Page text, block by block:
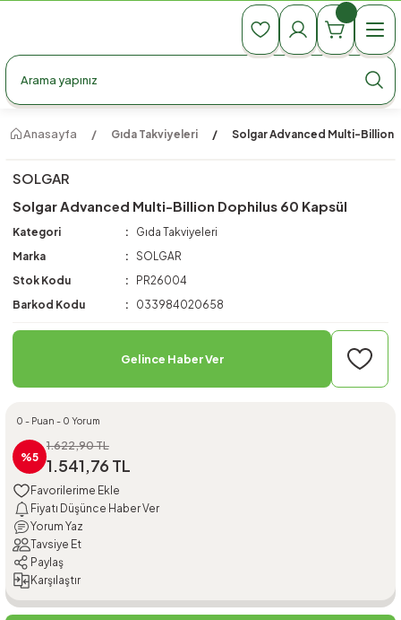
990 TL Üzeri Ücretsiz Kargo
990 TL Üzeri Ücretsiz Kargo
Anasayfa Gıda Takviyeleri Solgar Advanced Multi-Billion
SOLGAR
Solgar Advanced Multi-Billion Dophilus 60 Kapsül
Kategori
Gıda Takviyeleri
Marka
SOLGAR
Stok Kodu
PR26004
Barkod Kodu
033984020658
Gelince Haber Ver
0 - Puan - 0 Yorum
%5
1.622,90 TL
1.541,76 TL
Fiyatı Düşünce Haber Ver
Yorum Yaz
Tavsiye Et
Paylaş
Karşılaştır